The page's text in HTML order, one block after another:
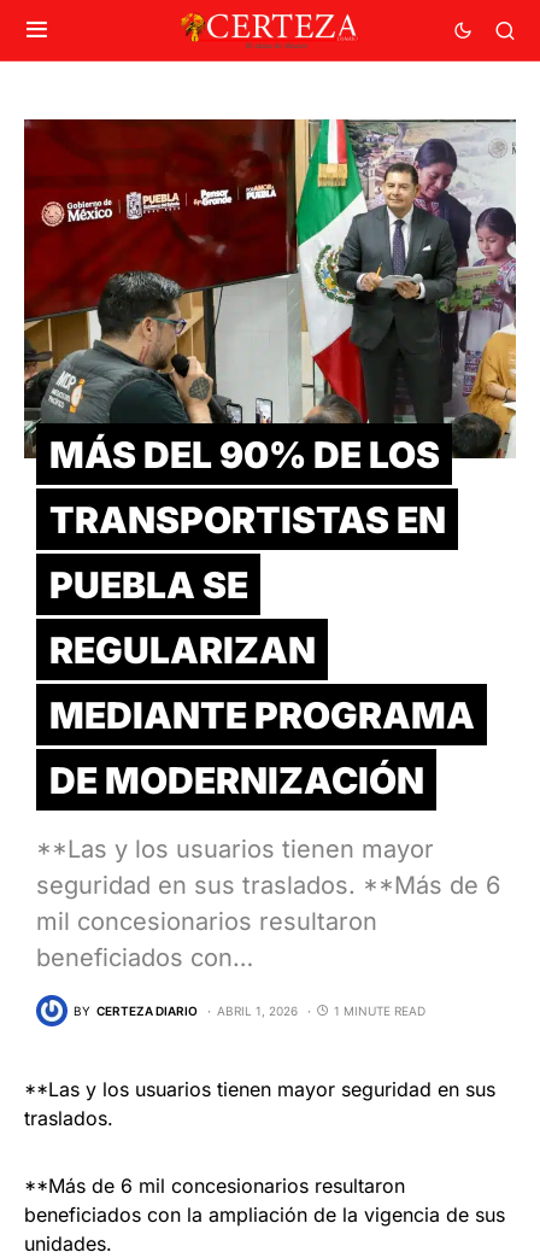
MÁS DEL 90% DE LOS
TRANSPORTISTAS EN
PUEBLA SE
REGULARIZAN
MEDIANTE PROGRAMA
DE MODERNIZACIÓN
**Las y los usuarios tienen mayor
seguridad en sus traslados. **Más de 6
mil concesionarios resultaron
beneficiados con…
BY CERTEZA DIARIO ABRIL 1, 2026 1 MINUTE READ
**Las y los usuarios tienen mayor seguridad en sus
traslados.
**Más de 6 mil concesionarios resultaron
beneficiados con la ampliación de la vigencia de sus
unidades.